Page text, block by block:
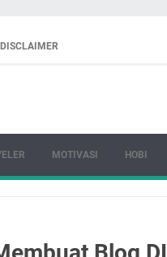
DISCLAIMER
MOTIVASI HOBI